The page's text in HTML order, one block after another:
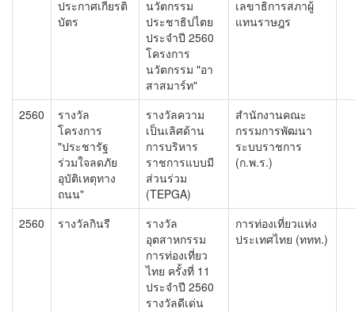
ประกาศเกียรติ
บัตร
นวัตกรรม
ประชาธิปไตย
ประจำปี 2560
โครงการ
นวัตกรรม "อา
สาสมาร์ท"
เลขาธิการสภาผู้
แทนราษฎร
2560
รางวัล
โครงการ
"ประชารัฐ
ร่วมใจลดภัย
อุบัติเหตุทาง
ถนน"
รางวัลความ
เป็นเลิศด้าน
การบริหาร
ราชการแบบมี
ส่วนร่วม
(TEPGA)
สำนักงานคณะ
กรรมการพัฒนา
ระบบราชการ
(ก.พ.ร.)
2560 รางวัลกินรี
รางวัล
อุตสาหกรรม
การท่องเที่ยว
ไทย ครั้งที่ 11
ประจำปี 2560
รางวัลดีเด่น
การท่องเที่ยวแห่ง
ประเทศไทย (ททท.)